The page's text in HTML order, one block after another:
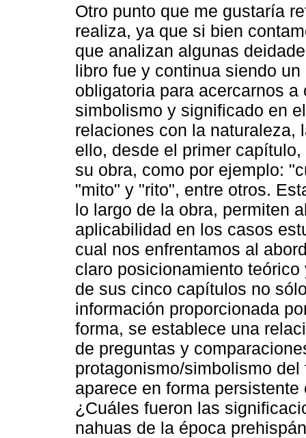
Otro punto que me gustaría
realiza, ya que si bien
que analizan algunas
libro fue y continua siendo
obligatoria para acercarnos
simbolismo y significado en
relaciones con la naturaleza,
ello, desde el primer
su obra, como por ejemplo:
"mito" y "rito", entre otros.
lo largo de la obra, permiten
aplicabilidad en los casos
cual nos enfrentamos al
claro posicionamiento
de sus cinco capítulos no
información proporcionada
forma, se establece una
de preguntas y
protagonismo/simbolismo
aparece en forma
¿Cuáles fueron las
nahuas de la época